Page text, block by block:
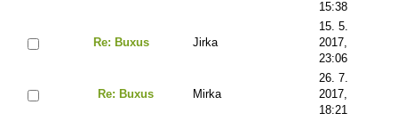
15:38
Re: Buxus Jirka
15. 5.
2017,
23:06
Re: Buxus Mirka
26. 7.
2017,
18:21